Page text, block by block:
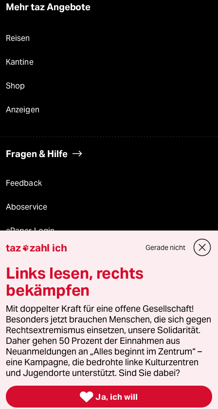
Mehr taz Angebote
Reisen
Kantine
Shop
Anzeigen
Fragen & Hilfe
Feedback
Aboservice
ePaper Login
Downloads für Abonnierende
© 2026 taz Verlags und Vertriebs GmbH
Alle Rechte vorbehalten. Bei rechtlichen Fragen oder für Genehmigungen
wenden Sie sich bitte an
lizenzen@taz.de
Feedback Redaktionsstatut Kommune-Richtlinien
Leitlinie Informant Datenschutz Impressum AGB
Seitenwende Einwilligungen widerrufen (Ads)
taz zahl ich Gerade nicht
Links lesen, rechts
bekämpfen
Mit doppelter Kraft für eine offene Gesellschaft!
Besonders jetzt brauchen Menschen, die sich gegen
Rechtsextremismus einsetzen, unsere Solidarität.
Daher gehen 50 Prozent der Einnahmen aus
Neuanmeldungen an „Alles beginnt im Zentrum“ –
eine Kampagne, die bedrohte linke Kulturzentren
und Jugendorte unterstützt. Sind Sie dabei?
 Ja, ich will